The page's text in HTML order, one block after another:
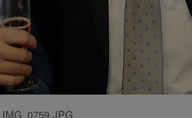
IMG_0759.JPG